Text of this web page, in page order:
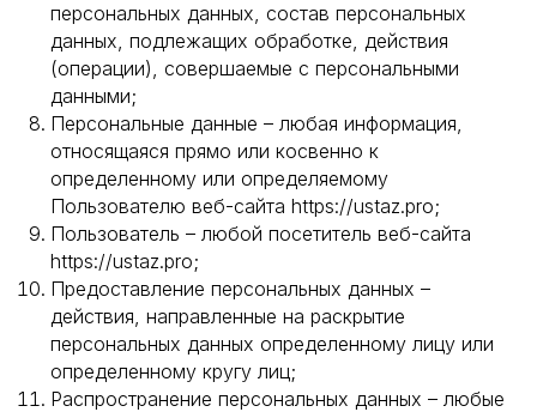
персональных данных, состав персональных
данных, подлежащих обработке, действия
(операции), совершаемые с персональными
данными;
Персональные данные – любая информация,
относящаяся прямо или косвенно к
определенному или определяемому
Пользователю веб-сайта https://ustaz.pro;
Пользователь – любой посетитель веб-сайта
https://ustaz.pro;
Предоставление персональных данных –
действия, направленные на раскрытие
персональных данных определенному лицу или
определенному кругу лиц;
Распространение персональных данных – любые